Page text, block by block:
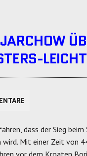
LEICHT
dass der Sieg
Mit einer Zeit von
vor dem Kroaten